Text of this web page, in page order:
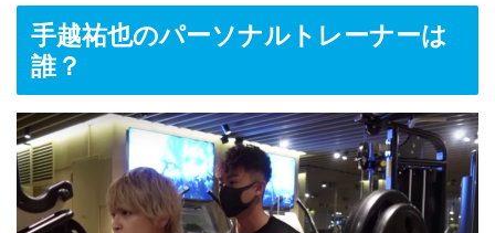
手越祐也のパーソナルトレーナーは
誰？